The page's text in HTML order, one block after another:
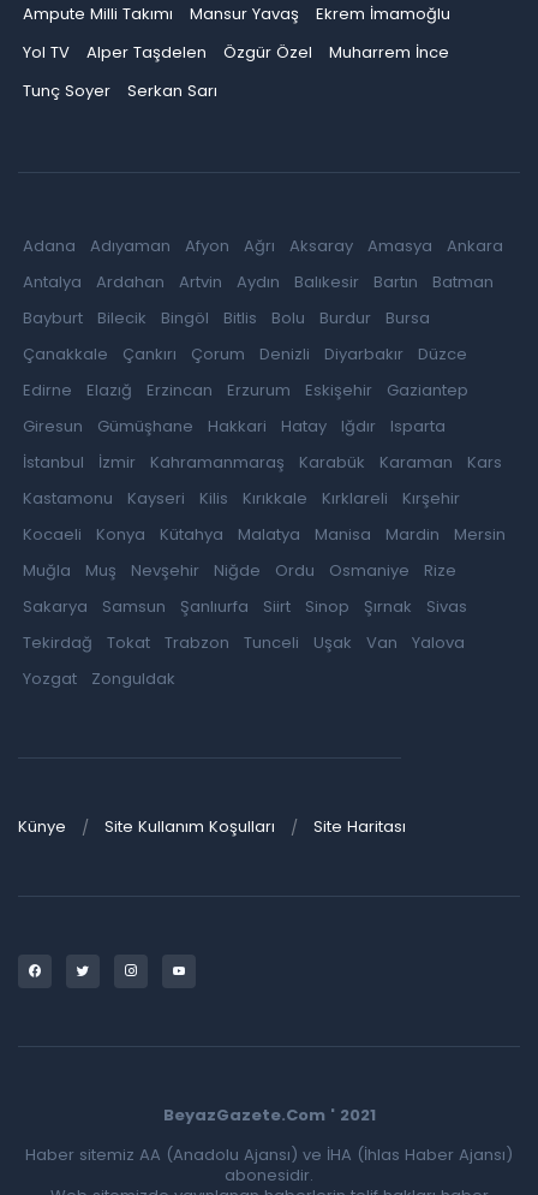
Ampute Milli Takımı
Mansur Yavaş
Ekrem İmamoğlu
Yol TV
Alper Taşdelen Özgür Özel
Muharrem İnce
Tunç Soyer
Serkan Sarı
Adana Adıyaman Afyon Ağrı Aksaray Amasya
Ankara
Antalya
Ardahan Artvin Aydın Balıkesir Bartın
Batman
Bayburt
Bilecik Bingöl Bitlis Bolu Burdur
Bursa
Çanakkale
Çankırı Çorum Denizli Diyarbakır
Düzce
Edirne
Elazığ Erzincan Erzurum Eskişehir
Gaziantep
Giresun
Gümüşhane Hakkari Hatay Iğdır
Isparta
İstanbul
İzmir Kahramanmaraş Karabük Karaman
Kars
Kastamonu
Kayseri Kilis Kırıkkale Kırklareli
Kırşehir
Kocaeli
Konya Kütahya Malatya Manisa Mardin
Mersin
Muğla
Muş Nevşehir Niğde Ordu Osmaniye
Rize
Sakarya
Samsun Şanlıurfa Siirt Sinop Şırnak
Sivas
Tekirdağ
Tokat Trabzon Tunceli Uşak Van
Yalova
Yozgat
Zonguldak
Künye Site Kullanım Koşulları Site Haritası
BeyazGazete.Com ' 2021
Haber sitemiz AA (Anadolu Ajansı) ve İHA (İhlas Haber Ajansı)
abonesidir.